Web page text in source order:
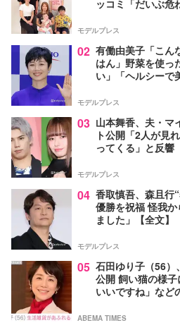
ッコミ「だいぶ危
モデルプレス
02 有働由美子「こん
はん」野菜を使っ
い」「ヘルシーで
モデルプレス
03 山本舞香、夫・マ
ト公開「2人が見
ってくる」と反響
モデルプレス
04 香取慎吾、森且行
優勝を祝福 怪我
ました」【全文】
モデルプレス
05 石田ゆり子（56）
公開 飼い猫の様
いいですね」など
ABEMA TIMES